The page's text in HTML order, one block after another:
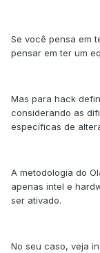
Se você pensa em
pensar em ter um
Mas para hack
considerando as
específicas de
A metodologia do
apenas intel e
ser ativado.
No seu caso, veja